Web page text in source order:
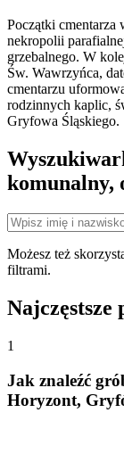
Początki cmentarza
nekropolii
grzebalnego. W
Św. Wawrzyńca,
cmentarzu
rodzinnych kaplic,
Gryfowa Śląskiego.
komunalny,
Możesz też
filtrami.
Najczęstsze
1
Jak znaleźć
Horyzont,